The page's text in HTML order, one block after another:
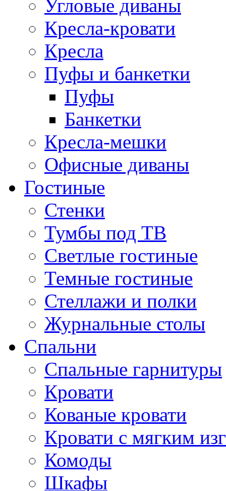
Угловые диваны
Кресла-кровати
Кресла
Пуфы и банкетки
Пуфы
Банкетки
Кресла-мешки
Офисные диваны
Гостиные
Стенки
Тумбы под ТВ
Светлые гостиные
Темные гостиные
Стеллажи и полки
Журнальные столы
Спальни
Спальные гарнитуры
Кровати
Кованые кровати
Кровати с мягким
Комоды
Шкафы